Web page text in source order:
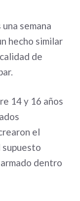
semana
hecho similar
de
14 y 16 años
el
supuesto
dentro